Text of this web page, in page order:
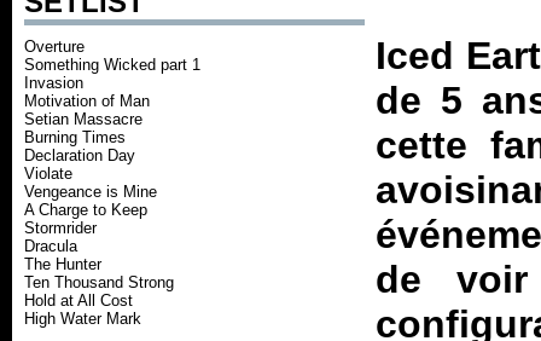
Overture
Something Wicked part 1
Invasion
Motivation of Man
Setian Massacre
Burning Times
Declaration Day
Violate
Vengeance is Mine
A Charge to Keep
Stormrider
Dracula
The Hunter
Ten Thousand Strong
Hold at All Cost
High Water Mark
Iced
de 5
cette
de voir